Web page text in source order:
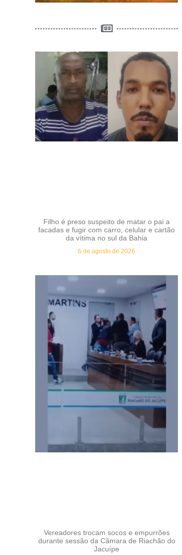
Filho é preso suspeito de matar o pai a
facadas e fugir com carro, celular e cartão
da vítima no sul da Bahia
6 de agosto de 2026
Vereadores trocam socos e empurrões
durante sessão da Câmara de Riachão do
Jacuípe